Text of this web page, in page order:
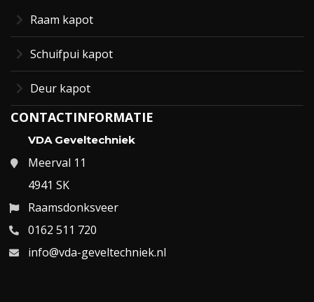
Raam kapot
Schuifpui kapot
Deur kapot
CONTACTINFORMATIE
VDA Geveltechniek
Meerval 11
4941 SK
Raamsdonksveer
0162 511 720
info@vda-geveltechniek.nl